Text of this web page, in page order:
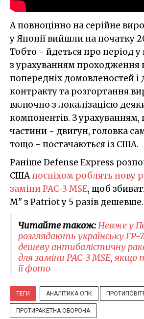
А повноцінно на серійне
у Японії вийшли на початку
Тобто - йдеться про період у
з урахуванням проходження
попередніх домовленостей і
контракту та розгортання
включно з локалізацією
компонентів. З
частини - двигун, головка
тощо - постачаються із США.
Раніше Defense Express
СШАпоспіхом роблять нову
заміни PAC-3 MSE, щоб
М" з Patriot у 5 разів дешевше.
Читайте також:Невже у
розглядають українську FP-
дешеву антибалістичну
для заміни PAC-3 MSE,
її фото
ТЕГИ АНАЛІТИКА ОПК
ПРОТИРАКЕТНА ОБОРОНА